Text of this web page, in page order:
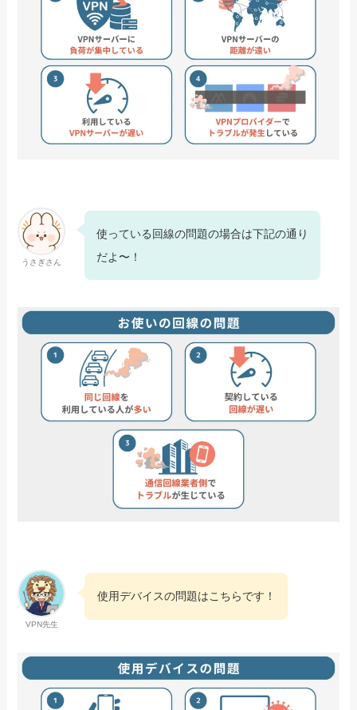
うさぎさん
使っている回線の問題の場合は下記の通り
だよ〜！
VPN先生
使用デバイスの問題はこちらです！